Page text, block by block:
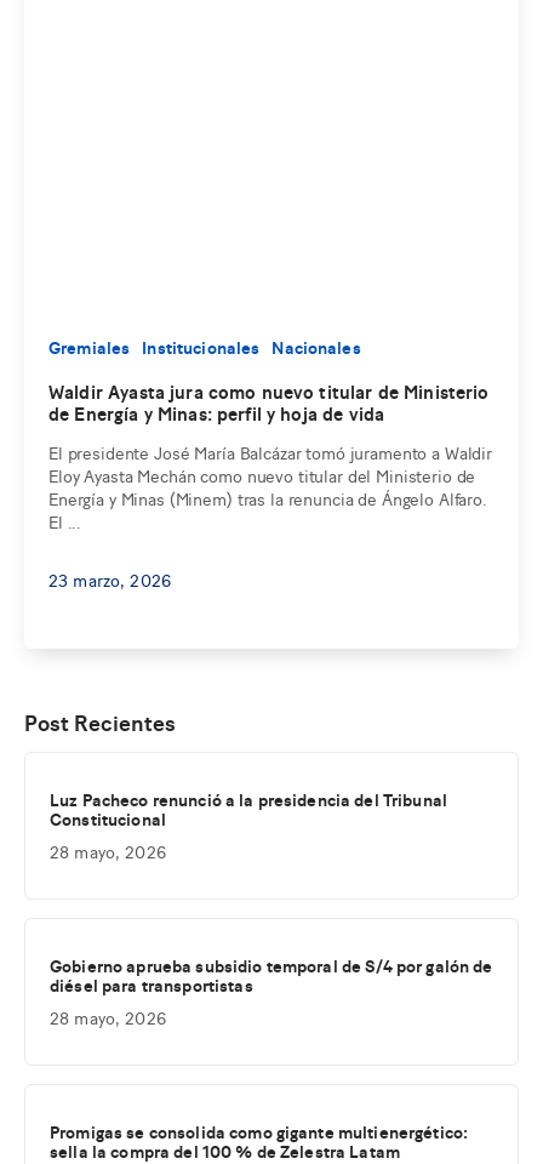
Gremiales Institucionales Nacionales
Waldir Ayasta jura como nuevo titular de Ministerio
de Energía y Minas: perfil y hoja de vida
El presidente José María Balcázar tomó juramento a Waldir
Eloy Ayasta Mechán como nuevo titular del Ministerio de
Energía y Minas (Minem) tras la renuncia de Ángelo Alfaro.
El ...
23 marzo, 2026
Post Recientes
Luz Pacheco renunció a la presidencia del Tribunal
Constitucional
28 mayo, 2026
Gobierno aprueba subsidio temporal de S/4 por galón de
diésel para transportistas
28 mayo, 2026
Promigas se consolida como gigante multienergético:
sella la compra del 100 % de Zelestra Latam